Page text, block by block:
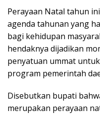
Perayaan Natal tahun
agenda tahunan yang
bagi kehidupan
hendaknya dijadikan
penyatuan ummat
program pemerintah
Disebutkan bupati
merupakan perayaan